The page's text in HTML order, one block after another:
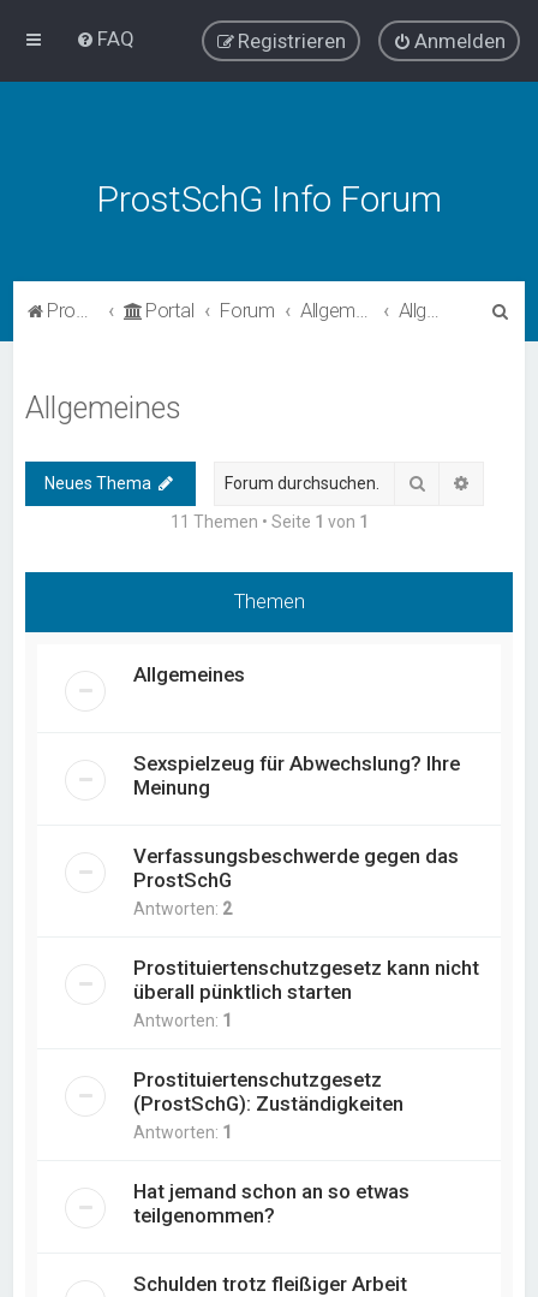
FAQ Anmelden
Registrieren
ProstSchG Info Forum
ProstSchG Portal Forum Allgemein Allgemeines
Allgemeines
Neues Thema Suche
11 Themen • Seite 1 von 1
Themen
Allgemeines
Sexspielzeug für Abwechslung? Ihre
Meinung
Verfassungsbeschwerde gegen das
ProstSchG
Antworten: 2
Prostituiertenschutzgesetz kann nicht
überall pünktlich starten
Antworten: 1
Prostituiertenschutzgesetz
(ProstSchG): Zuständigkeiten
Antworten: 1
Hat jemand schon an so etwas
teilgenommen?
Schulden trotz fleißiger Arbeit